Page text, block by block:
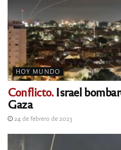
HOY MUNDO
Conflicto.Israel
Gaza
24 de febrero de 2023